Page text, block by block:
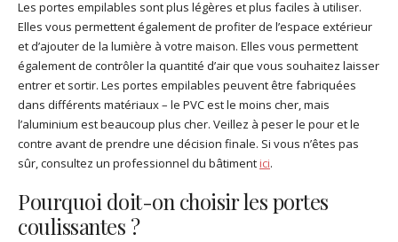
Les portes empilables sont plus légères et plus faciles à utiliser.
Elles vous permettent également de profiter de l’espace extérieur
et d’ajouter de la lumière à votre maison. Elles vous permettent
également de contrôler la quantité d’air que vous souhaitez laisser
entrer et sortir. Les portes empilables peuvent être fabriquées
dans différents matériaux – le PVC est le moins cher, mais
l’aluminium est beaucoup plus cher. Veillez à peser le pour et le
contre avant de prendre une décision finale. Si vous n’êtes pas
sûr, consultez un professionnel du bâtimentici.
Pourquoi doit-on choisir les portes
coulissantes ?